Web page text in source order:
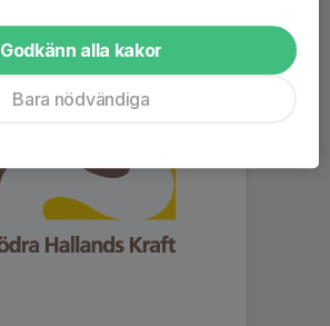
Godkänn alla kakor
Bara nödvändiga